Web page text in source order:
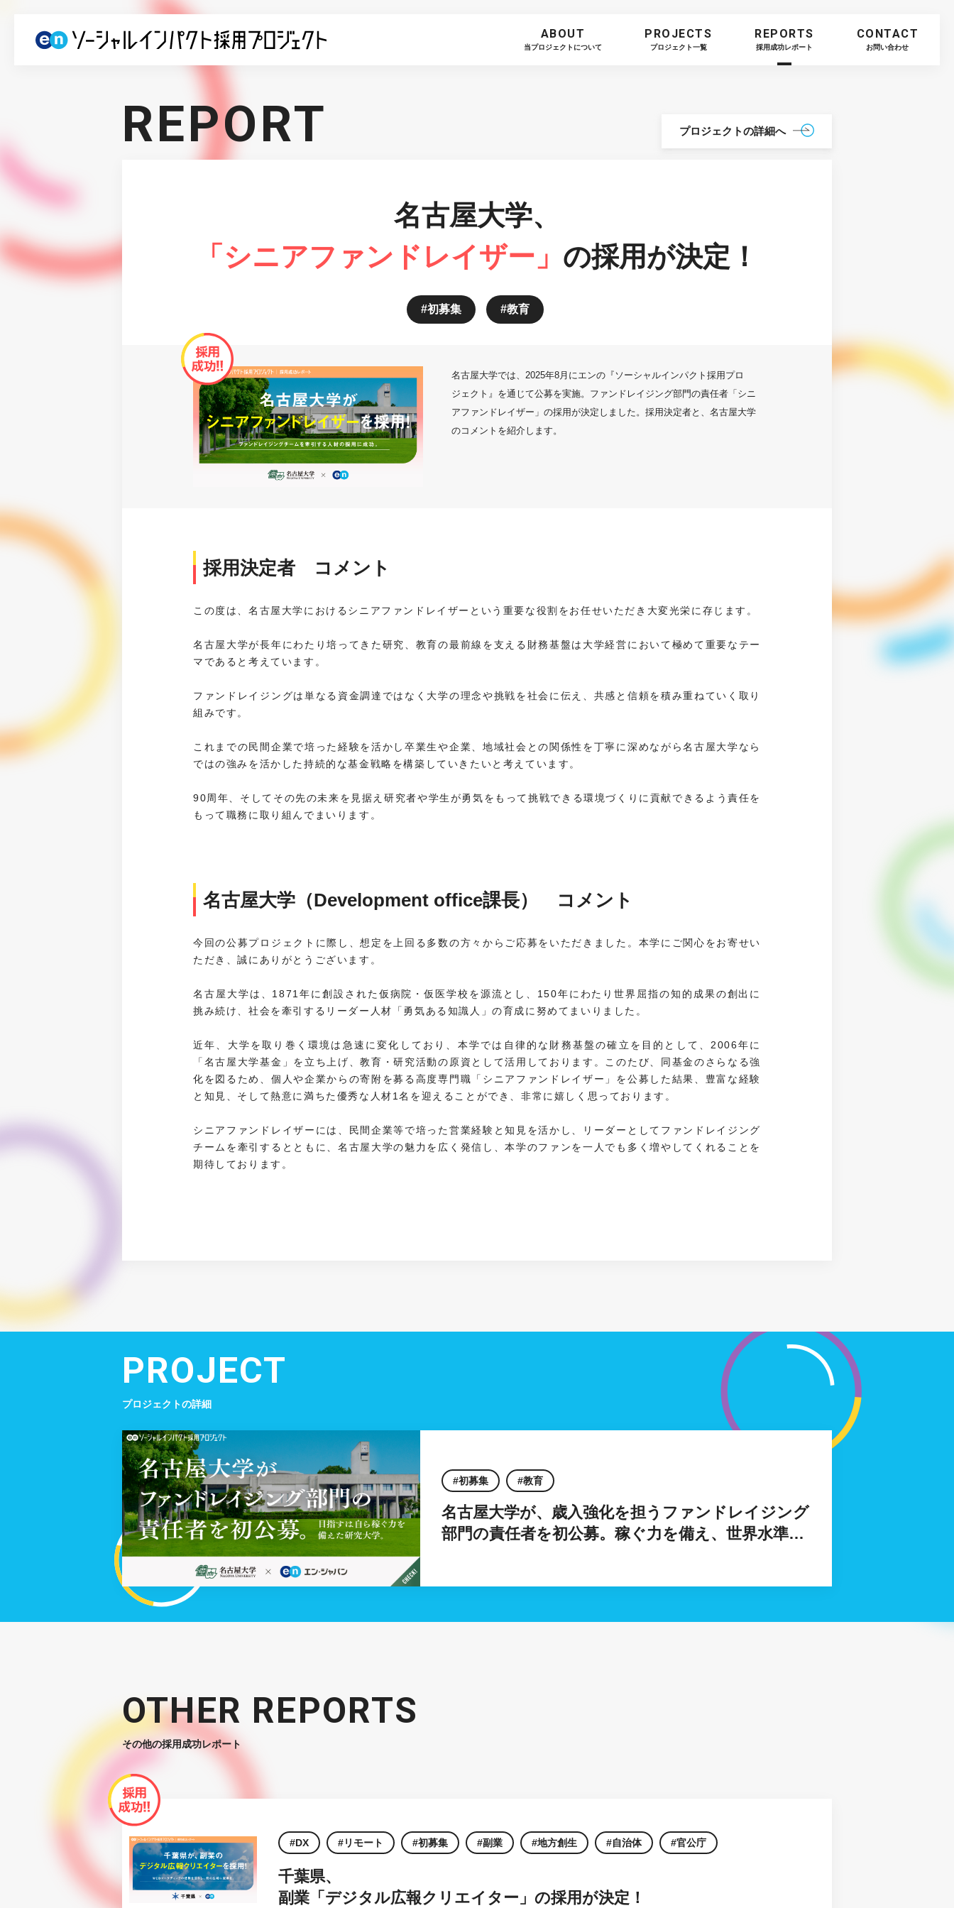
ABOUT
当プロジェクトについて
PROJECTS
プロジェクト一覧
REPORTS
採用成功レポート
CONTACT
お問い合わせ
REPORT プロジェクトの詳細へ
名古屋大学、
「シニアファンドレイザー」 の採用が決定！
初募集 教育
名古屋大学では、2025年8月にエンの『ソーシャルインパクト採用プロ
ジェクト』を通じて公募を実施。ファンドレイジング部門の責任者「シニ
アファンドレイザー」の採用が決定しました。採用決定者と、名古屋大学
のコメントを紹介します。
採用決定者 コメント
この度は、名古屋大学におけるシニアファンドレイザーという重要な役割をお任せいただき大変光栄に存じます。
名古屋大学が長年にわたり培ってきた研究、教育の最前線を支える財務基盤は大学経営において極めて重要なテー
マであると考えています。
ファンドレイジングは単なる資金調達ではなく大学の理念や挑戦を社会に伝え、共感と信頼を積み重ねていく取り
組みです。
これまでの民間企業で培った経験を活かし卒業生や企業、地域社会との関係性を丁寧に深めながら名古屋大学なら
ではの強みを活かした持続的な基金戦略を構築していきたいと考えています。
90周年、そしてその先の未来を見据え研究者や学生が勇気をもって挑戦できる環境づくりに貢献できるよう責任を
もって職務に取り組んでまいります。
名古屋大学（Development office課長） コメント
今回の公募プロジェクトに際し、想定を上回る多数の方々からご応募をいただきました。本学にご関心をお寄せい
ただき、誠にありがとうございます。
名古屋大学は、1871年に創設された仮病院・仮医学校を源流とし、150年にわたり世界屈指の知的成果の創出に
挑み続け、社会を牽引するリーダー人材「勇気ある知識人」の育成に努めてまいりました。
近年、大学を取り巻く環境は急速に変化しており、本学では自律的な財務基盤の確立を目的として、2006年に
「名古屋大学基金」を立ち上げ、教育・研究活動の原資として活用しております。このたび、同基金のさらなる強
化を図るため、個人や企業からの寄附を募る高度専門職「シニアファンドレイザー」を公募した結果、豊富な経験
と知見、そして熱意に満ちた優秀な人材1名を迎えることができ、非常に嬉しく思っております。
シニアファンドレイザーには、民間企業等で培った営業経験と知見を活かし、リーダーとしてファンドレイジング
チームを牽引するとともに、名古屋大学の魅力を広く発信し、本学のファンを一人でも多く増やしてくれることを
期待しております。
PROJECT
プロジェクトの詳細
初募集 教育
名古屋大学が、歳入強化を担うファンドレイジング
部門の責任者を初公募。稼ぐ力を備え、世界水準の
OTHER REPORTS
その他の採用成功レポート
DX リモート 初募集 副業 地方創生 自治体 官公庁
千葉県、
副業「デジタル広報クリエイター」の採用が決定！